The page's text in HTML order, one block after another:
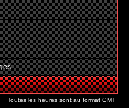
Toutes les heures sont au format GMT